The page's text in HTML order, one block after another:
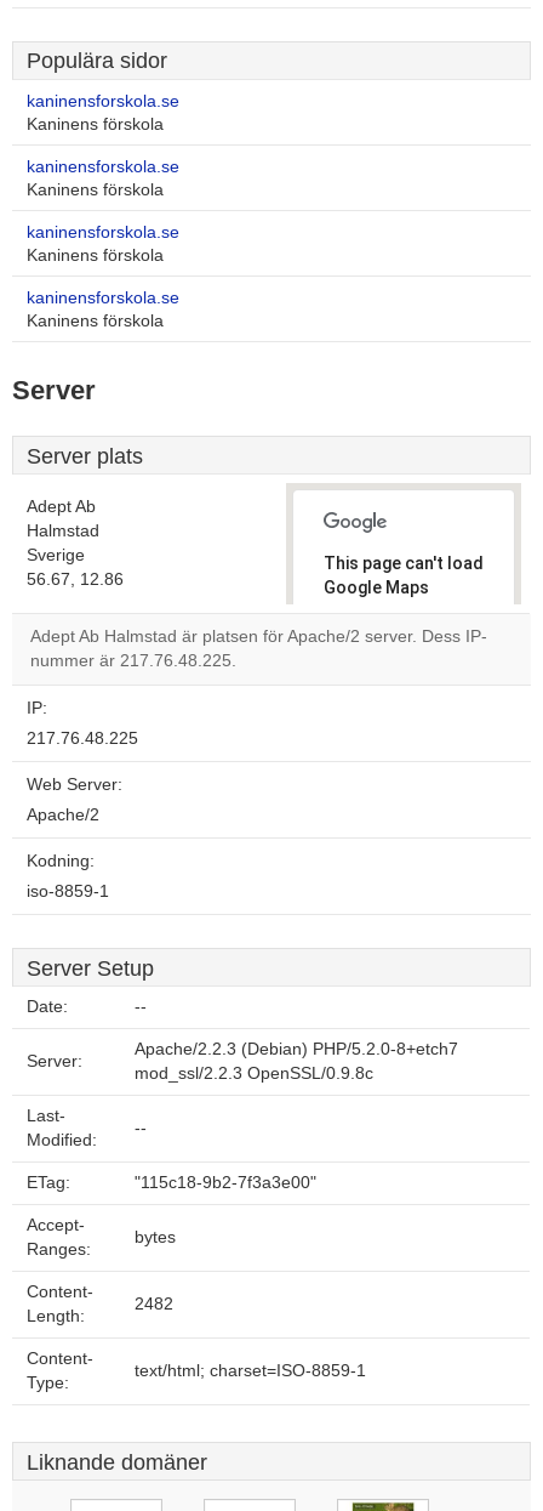
Populära sidor
kaninensforskola.se
Kaninens förskola
kaninensforskola.se
Kaninens förskola
kaninensforskola.se
Kaninens förskola
kaninensforskola.se
Kaninens förskola
Server
Server plats
Adept Ab
Halmstad
Sverige
56.67, 12.86
This page can't load
Google Maps
correctly.
own this
OK
Adept Ab Halmstad är platsen för Apache/2 server. Dess IP-
nummer är 217.76.48.225.
IP:
217.76.48.225
Web Server:
Apache/2
Kodning:
iso-8859-1
Server Setup
Date: --
Server:
Apache/2.2.3 (Debian) PHP/5.2.0-8+etch7
mod_ssl/2.2.3 OpenSSL/0.9.8c
Last-
Modified:
--
ETag: "115c18-9b2-7f3a3e00"
Accept-
Ranges:
bytes
Content-
Length:
2482
Content-
Type:
text/html; charset=ISO-8859-1
Liknande domäner